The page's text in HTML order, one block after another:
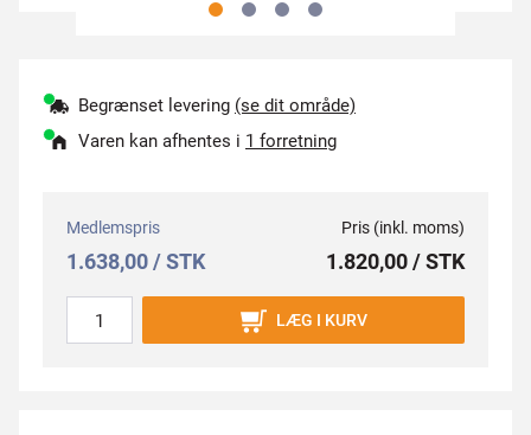
Begrænset levering (se dit område)
Varen kan afhentes i 1 forretning
Medlemspris
1.638,00 / STK
Pris (inkl. moms)
1.820,00 / STK
LÆG I KURV